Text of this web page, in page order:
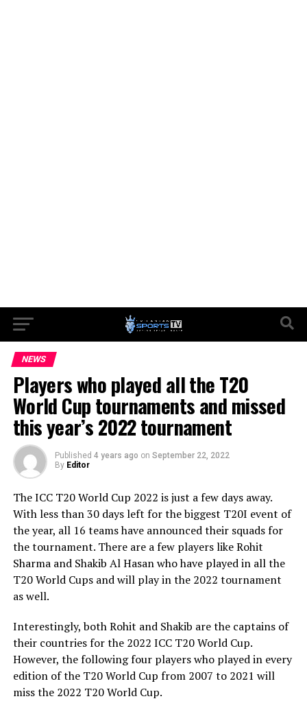
NEWS
Players who played all the T20
World Cup tournaments and missed
this year’s 2022 tournament
Published 4 years ago on September 22, 2022
By Editor
The ICC T20 World Cup 2022 is just a few days away.
With less than 30 days left for the biggest T20I event of
the year, all 16 teams have announced their squads for
the tournament. There are a few players like Rohit
Sharma and Shakib Al Hasan who have played in all the
T20 World Cups and will play in the 2022 tournament
as well.
Interestingly, both Rohit and Shakib are the captains of
their countries for the 2022 ICC T20 World Cup.
However, the following four players who played in every
edition of the T20 World Cup from 2007 to 2021 will
miss the 2022 T20 World Cup.